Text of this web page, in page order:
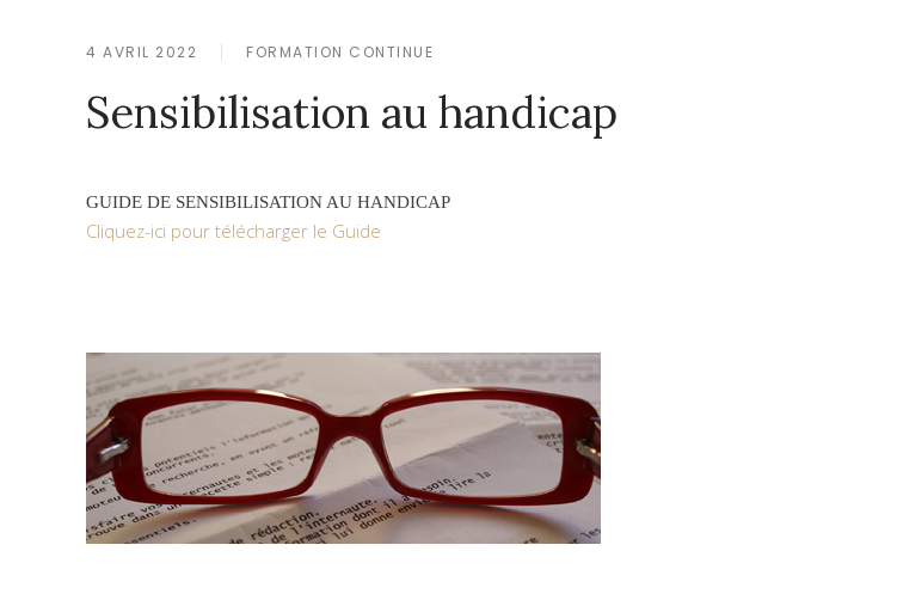
4 AVRIL 2022 FORMATION CONTINUE
Sensibilisation au handicap
GUIDE DE SENSIBILISATION AU HANDICAP
Cliquez-ici pour télécharger le Guide